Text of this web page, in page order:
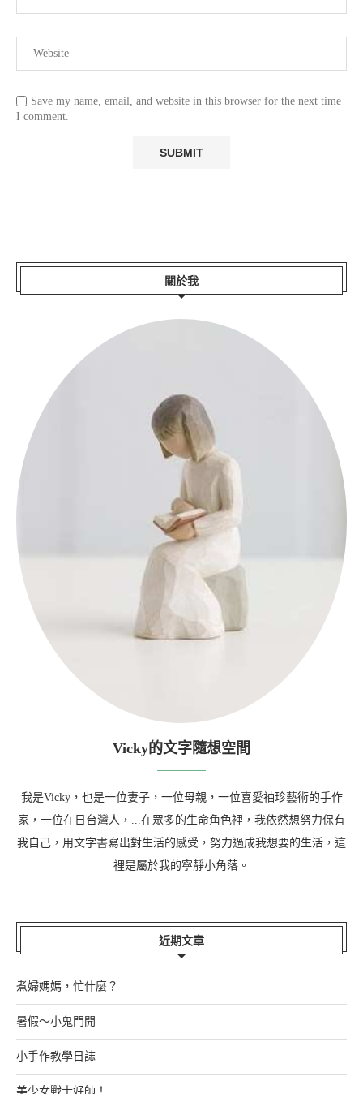
Save my name, email, and website in this browser for the next time
I comment.
關於我
Vicky的文字隨想空間
我是Vicky，也是一位妻子，一位母親，一位喜愛袖珍藝術的手作
家，一位在日台灣人，...在眾多的生命角色裡，我依然想努力保有
我自己，用文字書寫出對生活的感受，努力過成我想要的生活，這
裡是屬於我的寧靜小角落。
近期文章
煮婦媽媽，忙什麼？
暑假～小鬼門開
小手作教學日誌
美少女戰士好帥！